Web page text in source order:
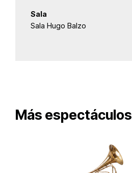
Sala
Sala Hugo Balzo
Más espectáculos